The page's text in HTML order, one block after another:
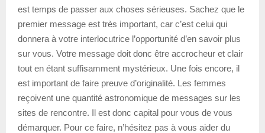
est temps de passer aux choses sérieuses. Sachez que le
premier message est très important, car c’est celui qui
donnera à votre interlocutrice l’opportunité d’en savoir plus
sur vous. Votre message doit donc être accrocheur et clair
tout en étant suffisamment mystérieux. Une fois encore, il
est important de faire preuve d’originalité. Les femmes
reçoivent une quantité astronomique de messages sur les
sites de rencontre. Il est donc capital pour vous de vous
démarquer. Pour ce faire, n’hésitez pas à vous aider du